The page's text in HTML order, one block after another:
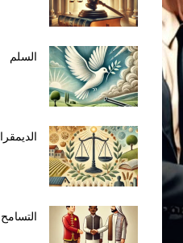
السلم
التسامح